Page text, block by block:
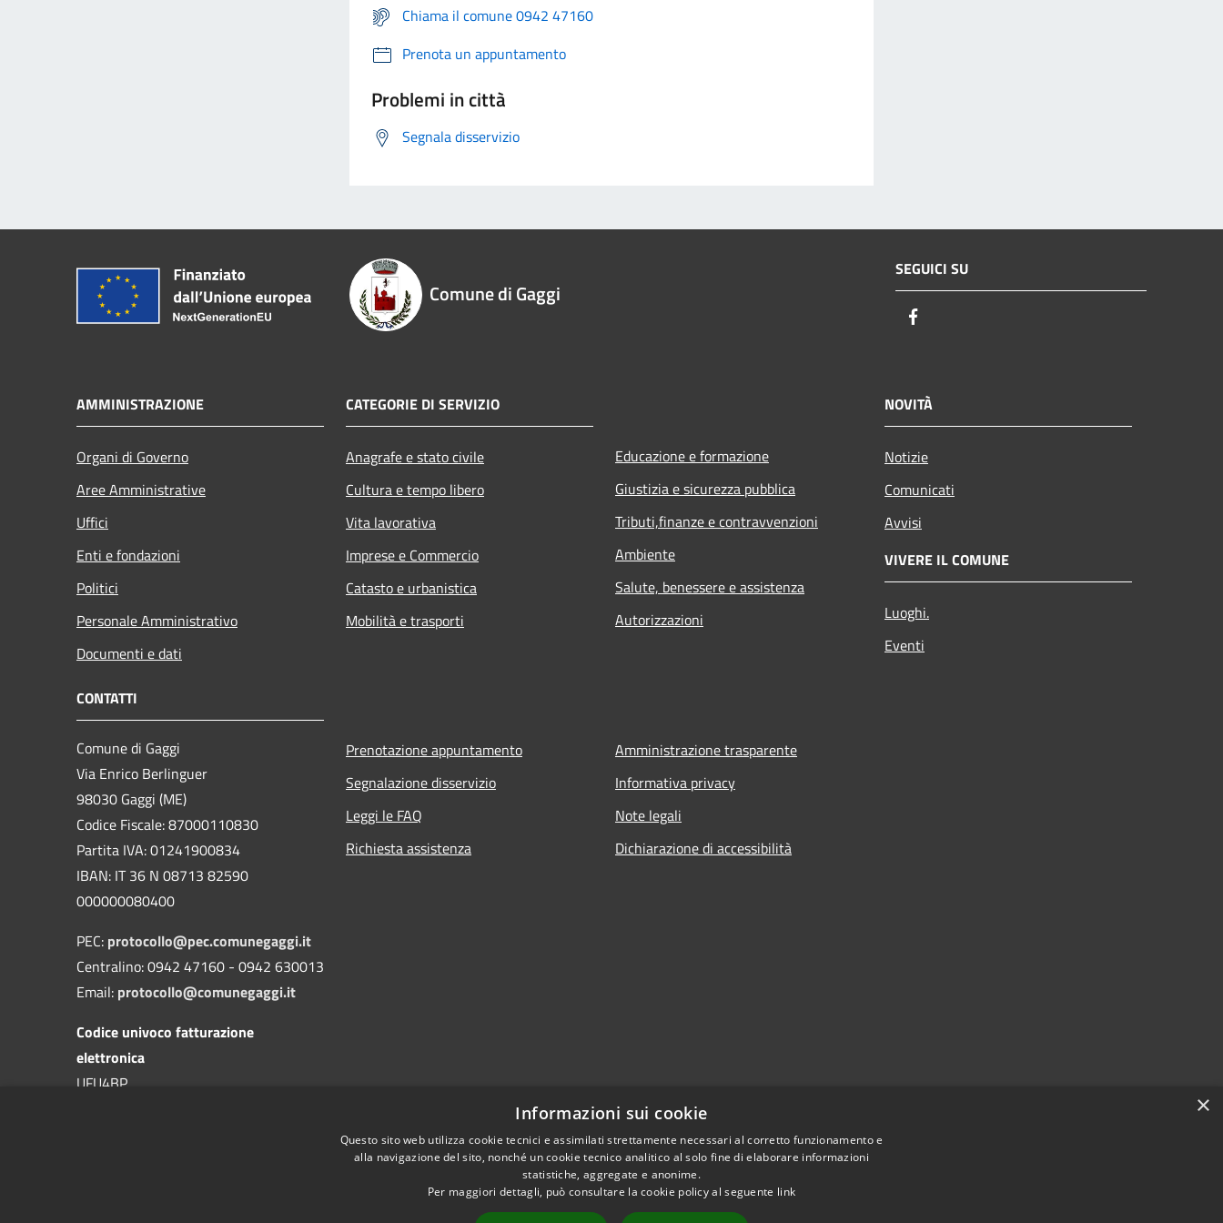
Chiama il comune 0942 47160
Prenota un appuntamento
Problemi in città
Segnala disservizio
Comune di Gaggi
SEGUICI SU
AMMINISTRAZIONE
Organi di Governo
Aree Amministrative
Uffici
Enti e fondazioni
Politici
Personale Amministrativo
Documenti e dati
CATEGORIE DI SERVIZIO
Anagrafe e stato civile
Cultura e tempo libero
Vita lavorativa
Imprese e Commercio
Catasto e urbanistica
Mobilità e trasporti
Educazione e formazione
Giustizia e sicurezza pubblica
Tributi,finanze e contravvenzioni
Ambiente
Salute, benessere e assistenza
Autorizzazioni
NOVITÀ
Notizie
Comunicati
Avvisi
VIVERE IL COMUNE
Luoghi.
Eventi
CONTATTI
Comune di Gaggi
Via Enrico Berlinguer
98030 Gaggi (ME)
Codice Fiscale: 87000110830
Partita IVA: 01241900834
IBAN: IT 36 N 08713 82590
000000080400
PEC: protocollo@pec.comunegaggi.it
Centralino: 0942 47160 - 0942 630013
Email: protocollo@comunegaggi.it
Codice univoco fatturazione
elettronica
UFU4BP
Prenotazione appuntamento
Segnalazione disservizio
Leggi le FAQ
Richiesta assistenza
Amministrazione trasparente
Informativa privacy
Note legali
Dichiarazione di accessibilità
×
Informazioni sui cookie
Questo sito web utilizza cookie tecnici e assimilati strettamente necessari al corretto funzionamento e
alla navigazione del sito, nonché un cookie tecnico analitico al solo fine di elaborare informazioni
statistiche, aggregate e anonime.
Per maggiori dettagli, può consultare la cookie policy al seguente link